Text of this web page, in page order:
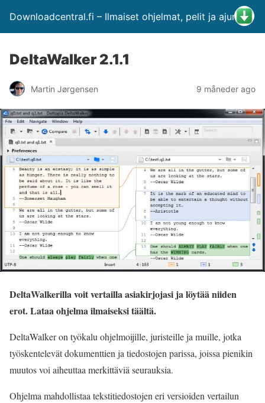
Downloadcentral.fi – Ilmaiset ohjelmat, pelit ja ajurit
DeltaWalker 2.1.1
Martin Jørgensen 9 måneder ago
DeltaWalkerilla voit vertailla asiakirjojasi ja löytää niiden
erot. Lataa ohjelma ilmaiseksi täältä.
DeltaWalker on työkalu ohjelmoijille, juristeille ja muille, jotka
työskentelevät dokumenttien ja tiedostojen parissa, joissa pienikin
muutos voi aiheuttaa merkittäviä seurauksia.
Ohjelma mahdollistaa tekstitiedostojen eri versioiden vertailun